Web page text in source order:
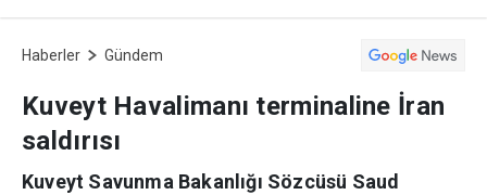
Haberler Gündem
Kuveyt Havalimanı terminaline İran
saldırısı
Kuveyt Savunma Bakanlığı Sözcüsü Saud